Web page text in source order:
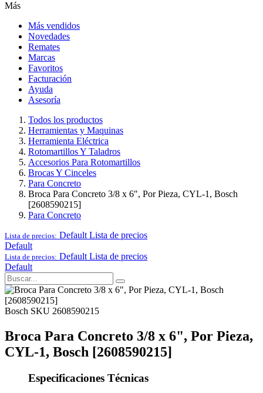
Más
Más vendidos
Novedades
Remates
Marcas
Favoritos
Facturación
Ayuda
Asesoría
Todos los productos
Herramientas y Maquinas
Herramienta Eléctrica
Rotomartillos Y Taladros
Accesorios Para Rotomartillos
Brocas Y Cinceles
Para Concreto
Broca Para Concreto 3/8 x 6", Por Pieza, CYL-1, Bosch
[2608590215]
Para Concreto
Lista de precios: Default Lista de precios
Default
Lista de precios: Default Lista de precios
Default
Bosch SKU 2608590215
Broca Para Concreto 3/8 x 6", Por Pieza,
CYL-1, Bosch [2608590215]
Especificaciones Técnicas